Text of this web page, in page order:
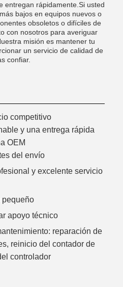
entregan rápidamente.Si usted
bajos en equipos nuevos o
obsoletos o difíciles de
con nosotros para averiguar
misión es mantener tu
un servicio de calidad de
confiar.
competitivo
y una entrega rápida
OEM
del envío
y excelente servicio
pequeño
apoyo técnico
reparación de
reinicio del contador de
controlador